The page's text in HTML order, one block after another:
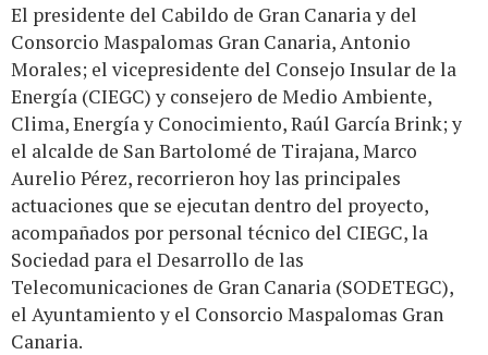
El presidente del Cabildo de Gran Canaria y del
Consorcio Maspalomas Gran Canaria, Antonio
Morales; el vicepresidente del Consejo Insular de la
Energía (CIEGC) y consejero de Medio Ambiente,
Clima, Energía y Conocimiento, Raúl García Brink; y
el alcalde de San Bartolomé de Tirajana, Marco
Aurelio Pérez, recorrieron hoy las principales
actuaciones que se ejecutan dentro del proyecto,
acompañados por personal técnico del CIEGC, la
Sociedad para el Desarrollo de las
Telecomunicaciones de Gran Canaria (SODETEGC),
el Ayuntamiento y el Consorcio Maspalomas Gran
Canaria.